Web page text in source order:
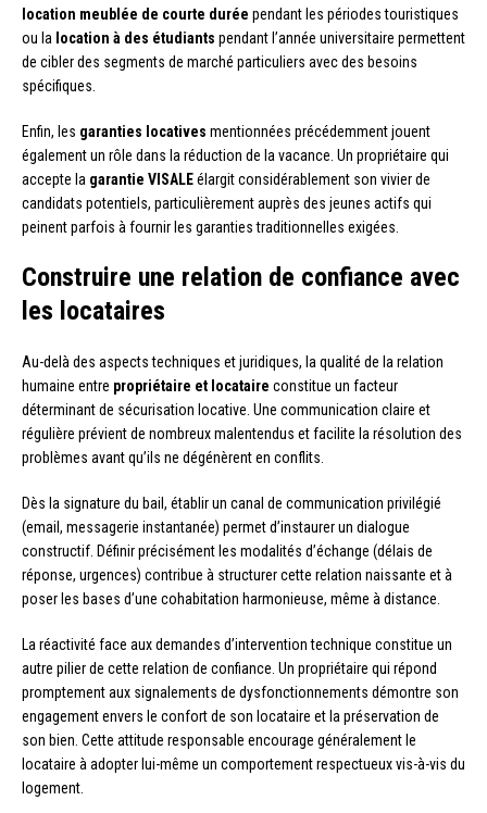
location meublée de courte durée pendant les périodes touristiques
ou la location à des étudiants pendant l’année universitaire permettent
de cibler des segments de marché particuliers avec des besoins
spécifiques.
Enfin, les garanties locatives mentionnées précédemment jouent
également un rôle dans la réduction de la vacance. Un propriétaire qui
accepte la garantie VISALEélargit considérablement son vivier de
candidats potentiels, particulièrement auprès des jeunes actifs qui
peinent parfois à fournir les garanties traditionnelles exigées.
Construire une relation de confiance avec
les locataires
Au-delà des aspects techniques et juridiques, la qualité de la relation
humaine entre propriétaire et locataire constitue un facteur
déterminant de sécurisation locative. Une communication claire et
régulière prévient de nombreux malentendus et facilite la résolution des
problèmes avant qu’ils ne dégénèrent en conflits.
Dès la signature du bail, établir un canal de communication privilégié
(email, messagerie instantanée) permet d’instaurer un dialogue
constructif. Définir précisément les modalités d’échange (délais de
réponse, urgences) contribue à structurer cette relation naissante et à
poser les bases d’une cohabitation harmonieuse, même à distance.
La réactivité face aux demandes d’intervention technique constitue un
autre pilier de cette relation de confiance. Un propriétaire qui répond
promptement aux signalements de dysfonctionnements démontre son
engagement envers le confort de son locataire et la préservation de
son bien. Cette attitude responsable encourage généralement le
locataire à adopter lui-même un comportement respectueux vis-à-vis du
logement.